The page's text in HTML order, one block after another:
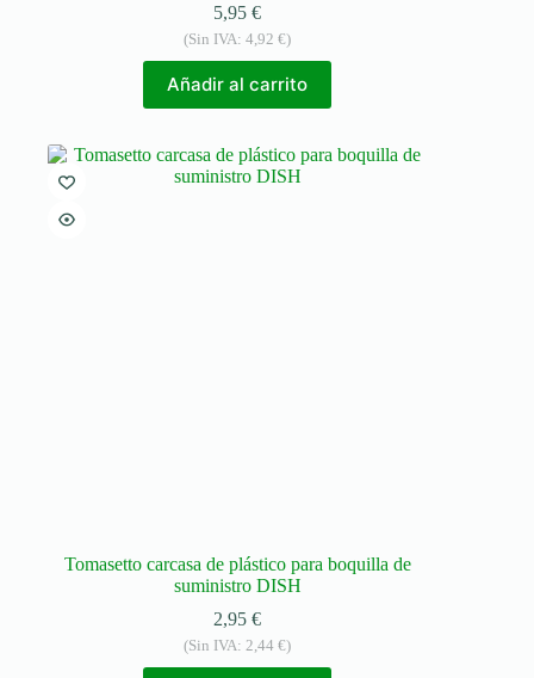
5,95€
(Sin IVA:4,92€)
Añadir al carrito
Tomasetto carcasa de plástico para boquilla de
suministro DISH
2,95€
(Sin IVA:2,44€)